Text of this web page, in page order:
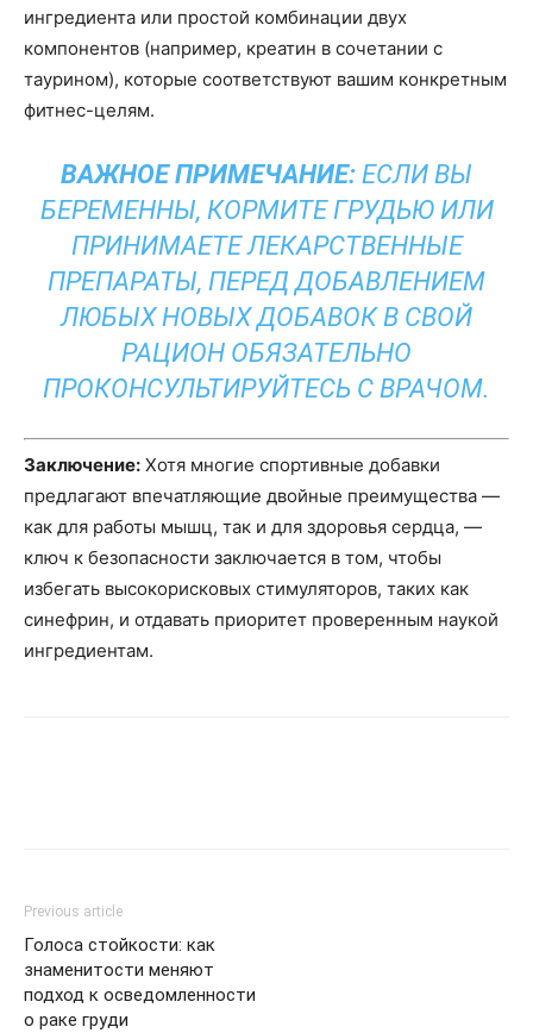
ингредиента или простой комбинации двух
компонентов (например, креатин в сочетании с
таурином), которые соответствуют вашим конкретным
фитнес-целям.
ВАЖНОЕ ПРИМЕЧАНИЕ: ЕСЛИ ВЫ
БЕРЕМЕННЫ, КОРМИТЕ ГРУДЬЮ ИЛИ
ПРИНИМАЕТЕ ЛЕКАРСТВЕННЫЕ
ПРЕПАРАТЫ, ПЕРЕД ДОБАВЛЕНИЕМ
ЛЮБЫХ НОВЫХ ДОБАВОК В СВОЙ
РАЦИОН ОБЯЗАТЕЛЬНО
ПРОКОНСУЛЬТИРУЙТЕСЬ С ВРАЧОМ.
Заключение: Хотя многие спортивные добавки
предлагают впечатляющие двойные преимущества —
как для работы мышц, так и для здоровья сердца, —
ключ к безопасности заключается в том, чтобы
избегать высокорисковых стимуляторов, таких как
синефрин, и отдавать приоритет проверенным наукой
ингредиентам.
Previous article
Голоса стойкости: как
знаменитости меняют
подход к осведомленности
о раке груди